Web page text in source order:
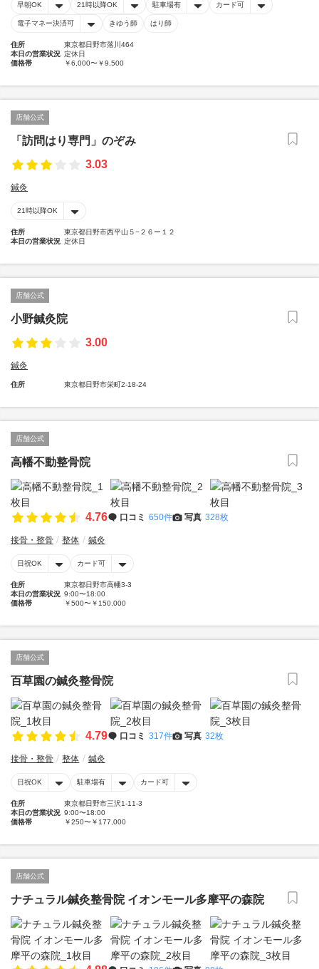
早朝OK 21時以降OK 駐車場有 カード可
電子マネー決済可 きゆう師 はり師
住所
東京都日野市落川464
本日の営業状況 定休日
価格帯
￥6,000〜￥9,500
店舗公式
「訪問はり専門」のぞみ
3.03
鍼灸
21時以降OK
住所
東京都日野市西平山５−２６ー１２
本日の営業状況 定休日
店舗公式
小野鍼灸院
3.00
鍼灸
住所 東京都日野市栄町2-18-24
店舗公式
高幡不動整骨院
4.76 口コミ 650件 写真 328枚
接骨・整骨 整体 鍼灸
日祝OK カード可
住所
東京都日野市高幡3-3
本日の営業状況 9:00〜18:00
価格帯
￥500〜￥150,000
店舗公式
百草園の鍼灸整骨院
4.79 口コミ 317件 写真 32枚
接骨・整骨 整体 鍼灸
日祝OK 駐車場有 カード可
住所
東京都日野市三沢1-11-3
本日の営業状況 9:00〜18:00
価格帯
￥250〜￥177,000
店舗公式
ナチュラル鍼灸整骨院 イオンモール多摩平の森院